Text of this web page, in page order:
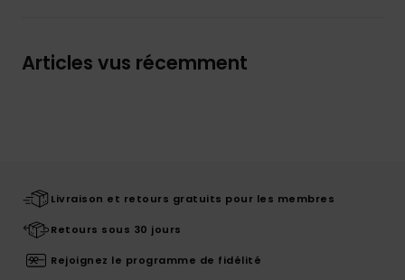
Articles vus récemment
Livraison et retours gratuits pour les membres
Retours sous 30 jours
Rejoignez le programme de fidélité